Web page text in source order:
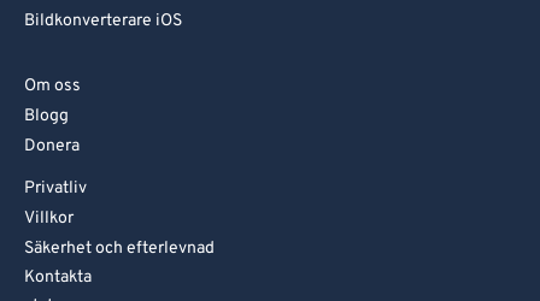
Bildkonverterare iOS
Om oss
Blogg
Donera
Privatliv
Villkor
Säkerhet och efterlevnad
Kontakta